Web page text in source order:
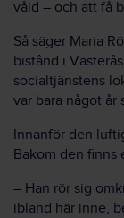
våld – och att få
Så säger Maria
bistånd i
socialtjänstens
var bara något år
Innanför den
Bakom den finns
– Han rör sig
ibland här inne,